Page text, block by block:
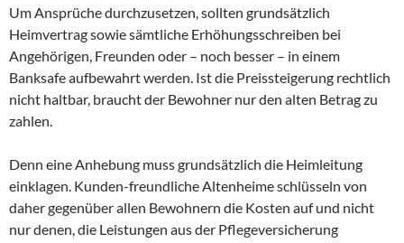
Um Ansprüche durchzusetzen, sollten grundsätzlich
Heimvertrag sowie sämtliche Erhöhungsschreiben bei
Angehörigen, Freunden oder – noch besser – in einem
Banksafe aufbewahrt werden. Ist die Preissteigerung rechtlich
nicht haltbar, braucht der Bewohner nur den alten Betrag zu
zahlen.
Denn eine Anhebung muss grundsätzlich die Heimleitung
einklagen. Kunden-freundliche Altenheime schlüsseln von
daher gegenüber allen Bewohnern die Kosten auf und nicht
nur denen, die Leistungen aus der Pflegeversicherung